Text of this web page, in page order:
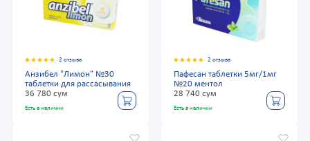
2 отзыва
Анзибел "Лимон" №30
таблетки для рассасывания
36 780 сум
Есть в наличии
2 отзыва
Пафесан таблетки 5мг/1мг
№20 ментол
28 740 сум
Есть в наличии